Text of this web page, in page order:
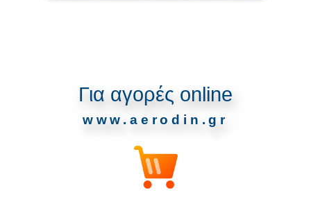
Για αγορές online
www.aerodin.gr